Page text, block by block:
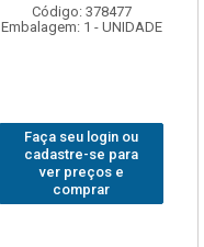
Código: 378477
Embalagem: 1 - UNIDADE
Faça seu login ou
cadastre-se para
ver preços e
comprar